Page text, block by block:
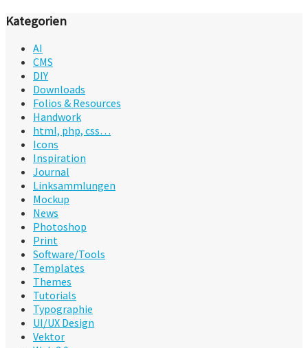
Kategorien
AI
CMS
DIY
Downloads
Folios & Resources
Handwork
html, php, css…
Icons
Inspiration
Journal
Linksammlungen
Mockup
News
Photoshop
Print
Software/Tools
Templates
Themes
Tutorials
Typographie
UI/UX Design
Vektor